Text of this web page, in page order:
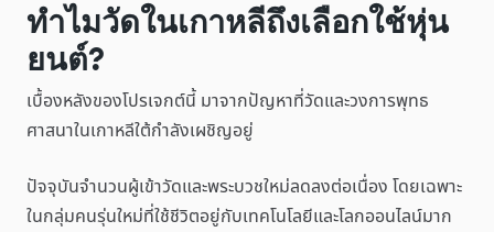
ทำไมวัดในเกาหลีถึงเลือกใช้หุ่น
ยนต์?
เบื้องหลังของโปรเจกต์นี้ มาจากปัญหาที่วัดและวงการพุทธ
ศาสนาในเกาหลีใต้กำลังเผชิญอยู่
ปัจจุบันจำนวนผู้เข้าวัดและพระบวชใหม่ลดลงต่อเนื่อง โดยเฉพาะ
ในกลุ่มคนรุ่นใหม่ที่ใช้ชีวิตอยู่กับเทคโนโลยีและโลกออนไลน์มาก